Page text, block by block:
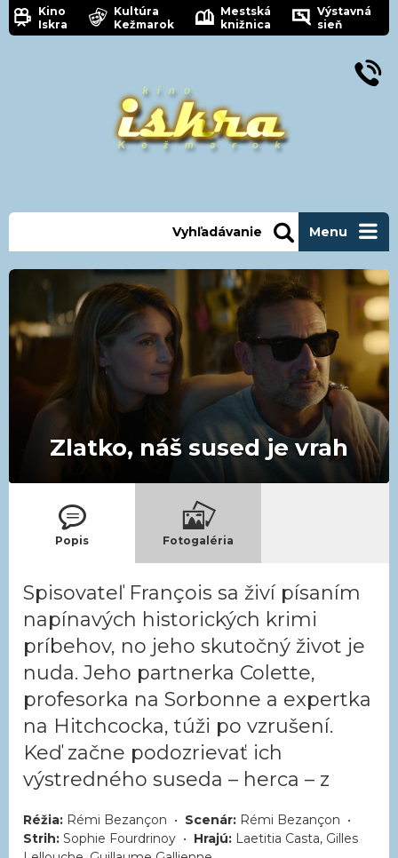
Kino
Iskra
Kultúra
Kežmarok
Mestská
knižnica
Výstavná
sieň
Menu
Vyhľadávanie
Zlatko, náš sused je vrah
Popis Fotogaléria
Spisovateľ François sa živí písaním
napínavých historických krimi
príbehov, no jeho skutočný život je
nuda. Jeho partnerka Colette,
profesorka na Sorbonne a expertka
na Hitchcocka, túži po vzrušení.
Keď začne podozrievať ich
výstredného suseda – herca – z
Réžia: Rémi Bezançon • Scenár: Rémi Bezançon •
Strih: Sophie Fourdrinoy • Hrajú: Laetitia Casta, Gilles